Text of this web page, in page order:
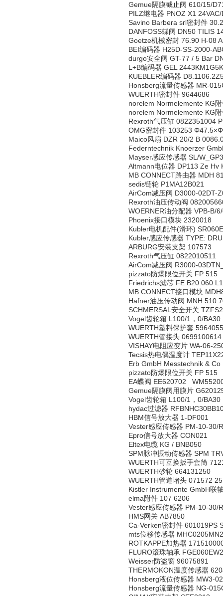
Gemue隔膜截止阀 610/15/
PILZ继电器 PNOZ X1
Savino Barbera srl密封件
DANFOSS蝶阀 DN50 TILIS
Goetze机械密封 76.90 H-08
BEI编码器 H25D-SS-2000-
durgo安全阀 GT-77 / 5 Bar
L+B编码器 GEL
KUEBLER编码器
Honsberg流量传感器 MR-
WUERTH密封件 9644686
norelem Normelemente KG
norelem Normelemente KG
Rexroth气压缸 0822351004
OMG密封件 103253
Maico风扇 DZR 20/2 B
Federntechnik Knoerzer
Mayser感应传感器 SL/
Altmann电位器 DP113 Ze Hv
MB CONNECT路由器 MDH
sedis链轮 P1MA12B021
AirCom减压阀 D3000-02DT-
Rexroth油压传动阀
WOERNER油分配器 VPB-B/
Phoenix接口模块 2320018
Kubler电机配件(滑环)
Kubler感应传感器 TYPE:
ARBURG安装支架 107573
Rexroth气压缸 0822010511
AirCom减压阀 R3000-
pizzato防爆限位开关 FP 515
Friedrichs滤芯 FE
MB CONNECT接口模块
Hafner油压传动阀 MNH 510
SCHMERSAL安全开关
Vogel齿轮箱 L100/1，0/BA30
WUERTH塑料保护套
WUERTH管接头 0699100614
VISHAY电阻应变片 WA-06-
Tecsis热电偶温度计
Erb GmbH Messtechnik &
pizzato防爆限位开关 FP 515
EA蝶阀 EE620702
Gemue隔膜阀用膜片
Vogel齿轮箱 L100/1，0/BA30
hydac过滤器
HBM信号放大器 1-DF001
Vester感应传感器 PM-10-30/
Epro信号放大器 CON021
Eltex电缆 KG / BNB050
SPM脉冲振动传感器 SPM
WUERTH可互换扳手套筒
WUERTH砂轮 664131250
WUERTH管道堵头 071572 25
Kistler Instrumente GmbH联
elma附件 107 6206
Vester感应传感器 PM-10-30/
HMS网关 AB7850
Ca-Verken密封件 601019PS
mts位移传感器
ROTKAPPE加热器
FLURO滚珠轴承
Weisser防盗窗 96075891
THERMOKON温度传感器
Honsberg液位传感器 MW3-
Honsberg流量传感器 NG-